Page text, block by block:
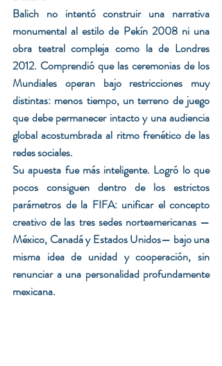
Balich no intentó construir una narrativa
monumental al estilo de Pekín 2008 ni una
obra teatral compleja como la de Londres
2012. Comprendió que las ceremonias de los
Mundiales operan bajo restricciones muy
distintas: menos tiempo, un terreno de juego
que debe permanecer intacto y una audiencia
global acostumbrada al ritmo frenético de las
redes sociales.
Su apuesta fue más inteligente. Logró lo que
pocos consiguen dentro de los estrictos
parámetros de la FIFA: unificar el concepto
creativo de las tres sedes norteamericanas —
México, Canadá y Estados Unidos— bajo una
misma idea de unidad y cooperación, sin
renunciar a una personalidad profundamente
mexicana.